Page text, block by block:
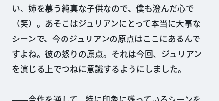
い、姉を慕う純真な子供なので、僕も澄んだ心で
（笑）。あそこはジュリアンにとって本当に大事な
シーンで、今のジュリアンの原点はここにあるんで
すよね。彼の怒りの原点。それは今回、ジュリアン
を演じる上でつねに意識するようにしました。